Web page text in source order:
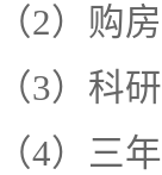
（2）购
（3）科
（4）三